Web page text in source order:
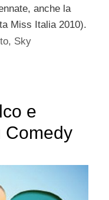
anche la
Miss Italia 2010).
, Sky
e
Comedy